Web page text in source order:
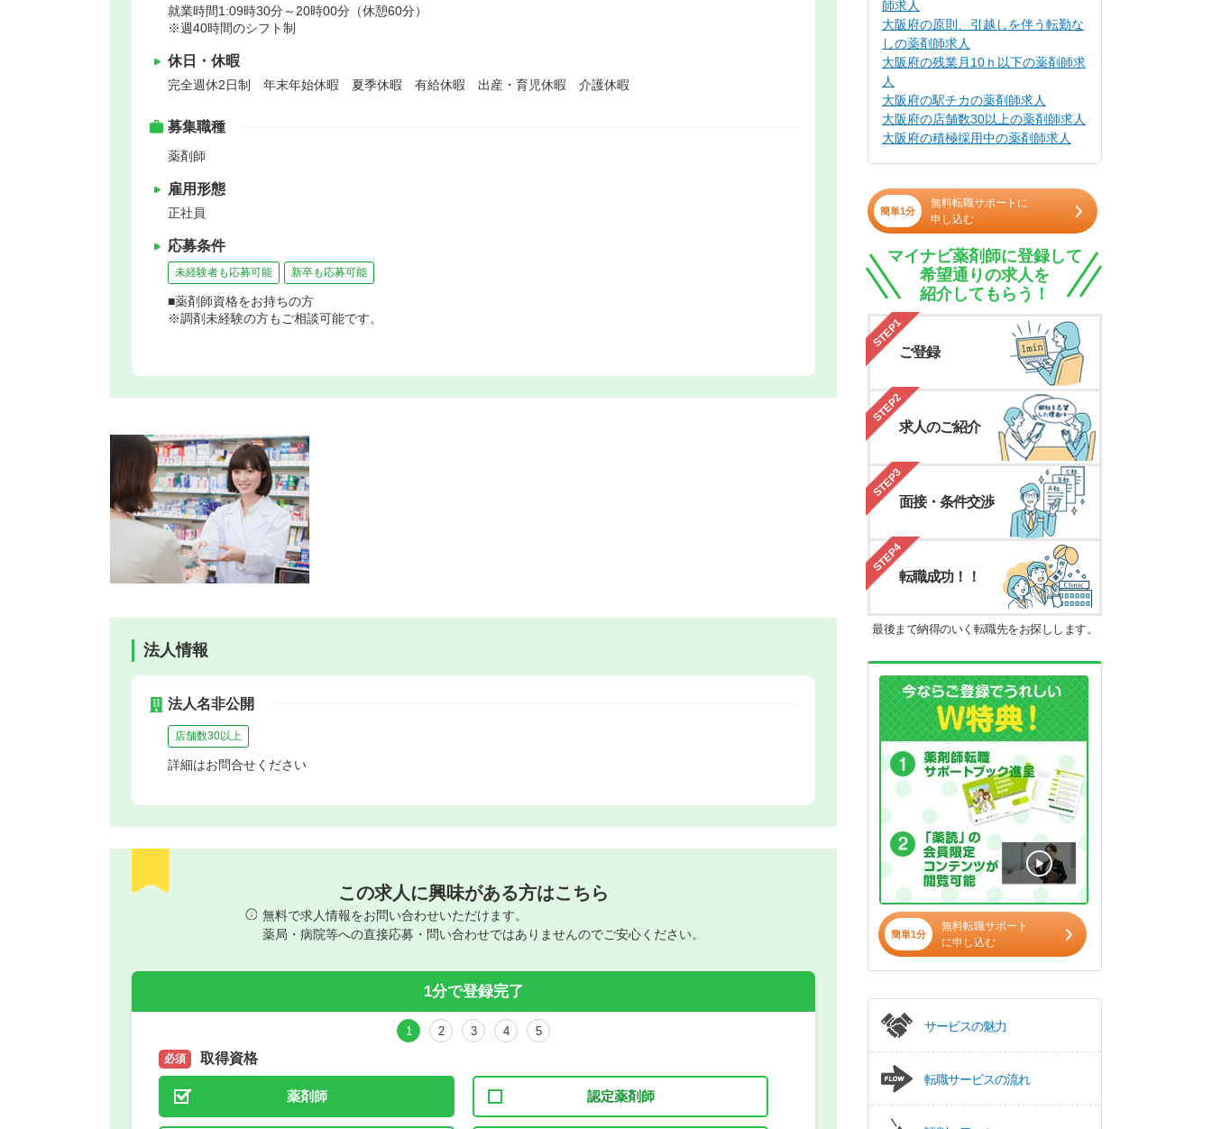
就業時間1:09時30分～20時00分（休憩60分）
※週40時間のシフト制
休日・休暇
完全週休2日制 年末年始休暇 夏季休暇 有給休暇 出産・育児休暇 介護休暇
募集職種
薬剤師
雇用形態
正社員
応募条件
未経験者も応募可能 新卒も応募可能
■薬剤師資格をお持ちの方
※調剤未経験の方もご相談可能です。
法人情報
法人名非公開
店舗数30以上
詳細はお問合せください
この求人に興味がある方はこちら
無料で求人情報をお問い合わせいただけます。
薬局・病院等への直接応募・問い合わせではありませんのでご安心ください。
1分で登録完了
1 2 3 4 5
必須 取得資格
薬剤師 認定薬剤師
師求人
大阪府の原則、引越しを伴う転勤な
しの薬剤師求人
大阪府の残業月10ｈ以下の薬剤師求
人
大阪府の駅チカの薬剤師求人
大阪府の店舗数30以上の薬剤師求人
大阪府の積極採用中の薬剤師求人
簡単1分
無料転職サポートに
申し込む
マイナビ薬剤師に登録して
希望通りの求人を
紹介してもらう！
STEP1
ご登録
STEP2
求人のご紹介
STEP3
面接・条件交渉
STEP4
転職成功！！
最後まで納得のいく転職先をお探しします。
簡単1分
無料転職サポート
に申し込む
サービスの魅力
転職サービスの流れ